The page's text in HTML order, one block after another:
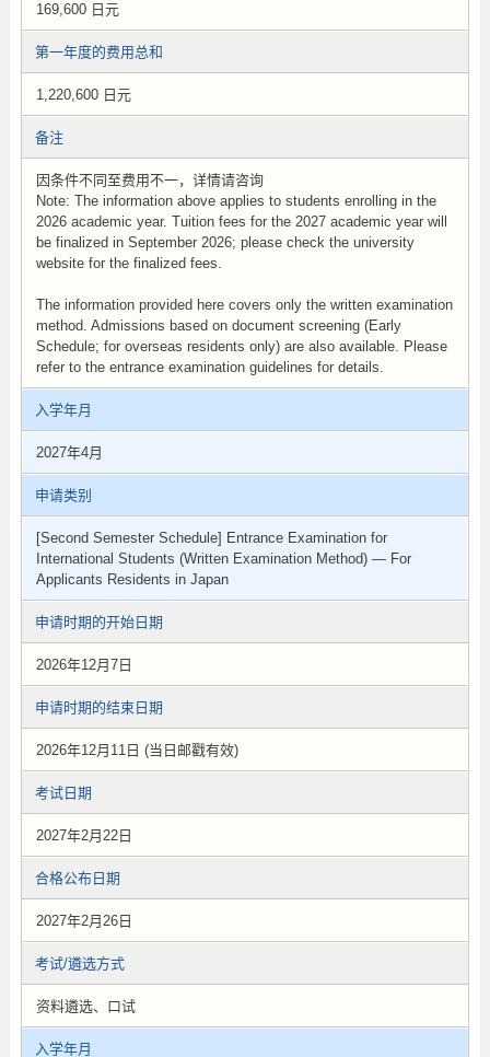
169,600 日元
第一年度的费用总和
1,220,600 日元
备注
因条件不同至费用不一，详情请咨询
Note: The information above applies to students enrolling in the
2026 academic year. Tuition fees for the 2027 academic year will
be finalized in September 2026; please check the university
website for the finalized fees.
The information provided here covers only the written examination
method. Admissions based on document screening (Early
Schedule; for overseas residents only) are also available. Please
refer to the entrance examination guidelines for details.
入学年月
2027年4月
申请类别
[Second Semester Schedule] Entrance Examination for
International Students (Written Examination Method) — For
Applicants Residents in Japan
申请时期的开始日期
2026年12月7日
申请时期的结束日期
2026年12月11日 (当日邮戳有效)
考试日期
2027年2月22日
合格公布日期
2027年2月26日
考试/遴选方式
资料遴选、口试
入学年月